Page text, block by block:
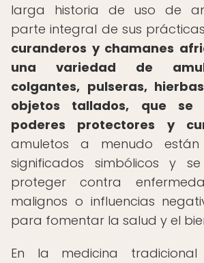
larga historia de uso de
parte integral de sus
curanderos y chamanes
una variedad de
colgantes, pulseras,
objetos tallados, que se
poderes protectores y
amuletos a menudo
significados simbólicos y
proteger contra
malignos o influencias
para fomentar la salud y el
En la medicina